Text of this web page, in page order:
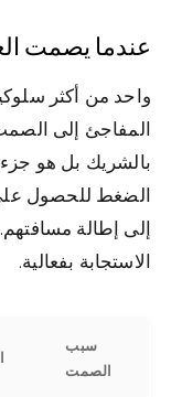
عندما يصمت
واحد من أكثر
المفاجئ إلى
بالشريك بل هو
الضغط للحصول
إلى إطالة
الاستجابة بفعالية.
سبب
الصمت